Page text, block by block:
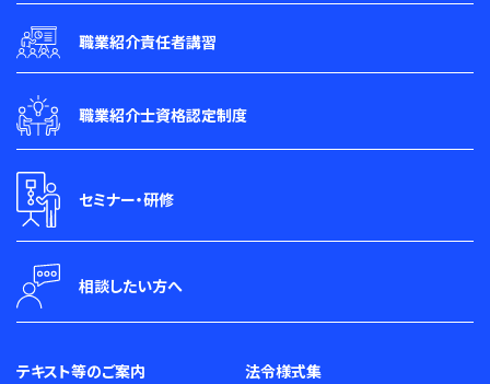
職業紹介責任者講習
職業紹介士資格認定制度
セミナー・研修
相談したい方へ
テキスト等のご案内
法令様式集